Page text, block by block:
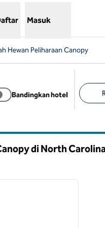
Masuk
Hewan Peliharaan Canopy
Bandingkan hotel
di North
gambar